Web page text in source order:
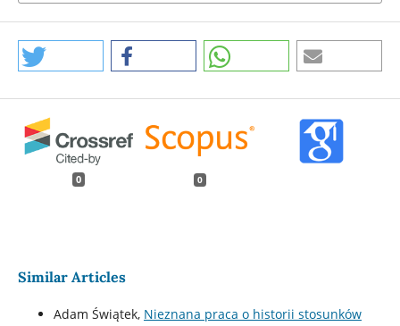
0 0
Similar Articles
Adam Świątek, Nieznana praca o historii stosunków